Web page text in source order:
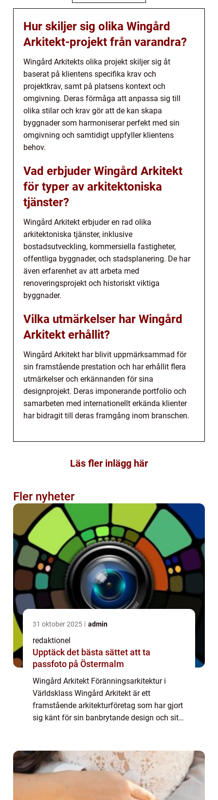
Hur skiljer sig olika Wingård
Arkitekt-projekt från varandra?
Wingård Arkitekts olika projekt skiljer sig åt
baserat på klientens specifika krav och
projektkrav, samt på platsens kontext och
omgivning. Deras förmåga att anpassa sig till
olika stilar och krav gör att de kan skapa
byggnader som harmoniserar perfekt med sin
omgivning och samtidigt uppfyller klientens
behov.
Vad erbjuder Wingård Arkitekt
för typer av arkitektoniska
tjänster?
Wingård Arkitekt erbjuder en rad olika
arkitektoniska tjänster, inklusive
bostadsutveckling, kommersiella fastigheter,
offentliga byggnader, och stadsplanering. De har
även erfarenhet av att arbeta med
renoveringsprojekt och historiskt viktiga
byggnader.
Vilka utmärkelser har Wingård
Arkitekt erhållit?
Wingård Arkitekt har blivit uppmärksammad för
sin framstående prestation och har erhållit flera
utmärkelser och erkännanden för sina
designprojekt. Deras imponerande portfolio och
samarbeten med internationellt erkända klienter
har bidragit till deras framgång inom branschen.
Läs fler inlägg här
Fler nyheter
31 oktober 2025 admin
redaktionel
Upptäck det bästa sättet att ta
passfoto på Östermalm
Wingård Arkitekt Föränningsarkitektur i
Världsklass Wingård Arkitekt är ett
framstående arkitekturföretag som har gjort
sig känt för sin banbrytande design och sitt
Ar...